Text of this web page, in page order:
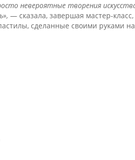
невероятные творения
— сказала, завершая мастер-
сделанные своими руками на